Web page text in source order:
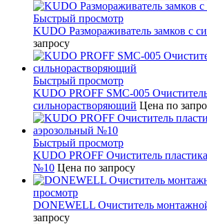
Быстрый просмотр
KUDO Размораживатель замков с
запросу
Быстрый просмотр
KUDO PROFF SMC-005
сильнорастворяющий Цена по
Быстрый просмотр
KUDO PROFF Очиститель
№10 Цена по запросу
просмотр
DONEWELL Очиститель
запросу